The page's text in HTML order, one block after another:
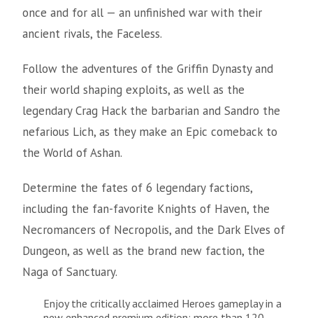
once and for all — an unfinished war with their
ancient rivals, the Faceless.
Follow the adventures of the Griffin Dynasty and
their world shaping exploits, as well as the
legendary Crag Hack the barbarian and Sandro the
nefarious Lich, as they make an Epic comeback to
the World of Ashan.
Determine the fates of 6 legendary factions,
including the fan-favorite Knights of Haven, the
Necromancers of Necropolis, and the Dark Elves of
Dungeon, as well as the brand new faction, the
Naga of Sanctuary.
Enjoy the critically acclaimed Heroes gameplay in a